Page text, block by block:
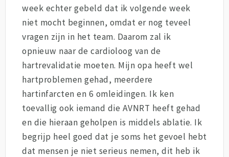
week echter gebeld dat ik volgende week
niet mocht beginnen, omdat er nog teveel
vragen zijn in het team. Daarom zal ik
opnieuw naar de cardioloog van de
hartrevalidatie moeten. Mijn opa heeft wel
hartproblemen gehad, meerdere
hartinfarcten en 6 omleidingen. Ik ken
toevallig ook iemand die AVNRT heeft gehad
en die hieraan geholpen is middels ablatie. Ik
begrijp heel goed dat je soms het gevoel hebt
dat mensen je niet serieus nemen, dit heb ik